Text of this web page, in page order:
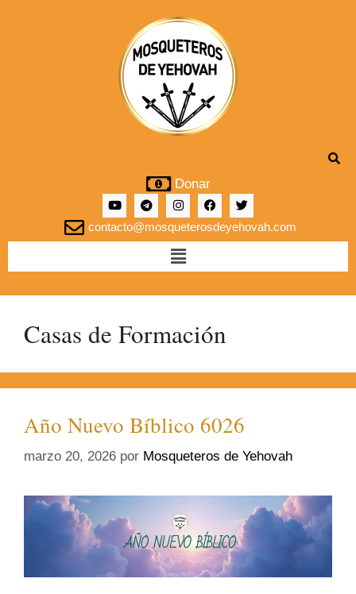
Donar
contacto@mosqueterosdeyehovah.com
Casas de Formación
Año Nuevo Bíblico 6026
marzo 20, 2026 por Mosqueteros de Yehovah